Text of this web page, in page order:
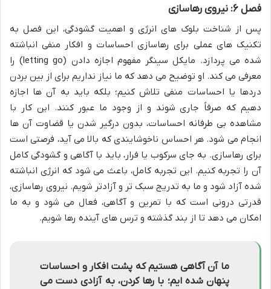
فصل ۶: نیروی رهاسازی
پس از شناخت بلوک های انرژی و اهمیت گشودگی، این فصل به
تکنیک های عملی برای رهاسازی احساسات و افکار منفی انباشته
شده می پردازد. مایکل سینگر مفهوم اجازه دادن (letting go) را
معرفی می کند. او توضیح می دهد که ما نیاز نداریم برای از بین بردن
دردها یا احساسات منفی تلاش کنیم؛ بلکه باید به آن ها اجازه
دهیم که صرفاً جاری شوند و از وجود ما عبور کنند. این کار با
مشاهده بی طرفانه احساسات، بدون درگیر شدن یا قضاوت آن ها
انجام می شود. هر احساس ناخوشایندی که بالا می آید، فرصتی است
برای رهاسازی. به جای سرکوب یا فرار، باید با آگاهی و گشودگی کامل
آن را تجربه کنیم. این تجربه کامل، باعث می شود که انرژی انباشته
شده آزاد شود و ما به تدریج سبک تر و آزادتر شویم. نیروی رهاسازی،
قدرتی درونی است که با تمرین و آگاهی، فعال می شود و به ما
امکان می دهد تا از بند گذشته و ترس های آینده رها شویم.
ما آن آگاهی هستیم که پشت افکار و احساسات
پنهان شده ایم؛ با رها کردن، به آزادی دست می